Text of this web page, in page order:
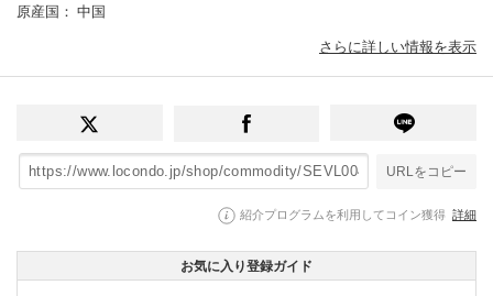
原産国 ： 中国
さらに詳しい情報を表示
URLをコピー
紹介プログラムを利用してコイン獲得 詳細
お気に入り登録ガイド